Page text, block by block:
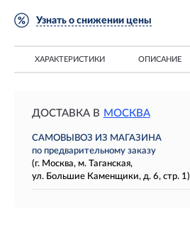
Узнать о снижении цены
ХАРАКТЕРИСТИКИ ОПИСАНИЕ
ДОСТАВКА В МОСКВА
САМОВЫВОЗ ИЗ МАГАЗИНА
по предварительному заказу
(г. Москва, м. Таганская,
ул. Большие Каменщики, д. 6, стр. 1)